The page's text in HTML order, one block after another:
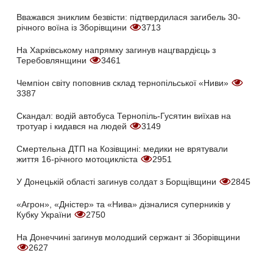
Вважався зниклим безвісти: підтвердилася загибель 30-
річного воїна із Зборівщини
3713
На Харківському напрямку загинув нацгвардієць з
Теребовлянщини
3461
Чемпіон світу поповнив склад тернопільської «Ниви»
3387
Скандал: водій автобуса Тернопіль-Гусятин виїхав на
тротуар і кидався на людей
3149
Смертельна ДТП на Козівщині: медики не врятували
життя 16-річного мотоцикліста
2951
У Донецькій області загинув солдат з Борщівщини 2845
«Агрон», «Дністер» та «Нива» дізналися суперників у
Кубку України
2750
На Донеччині загинув молодший сержант зі Зборівщини
2627